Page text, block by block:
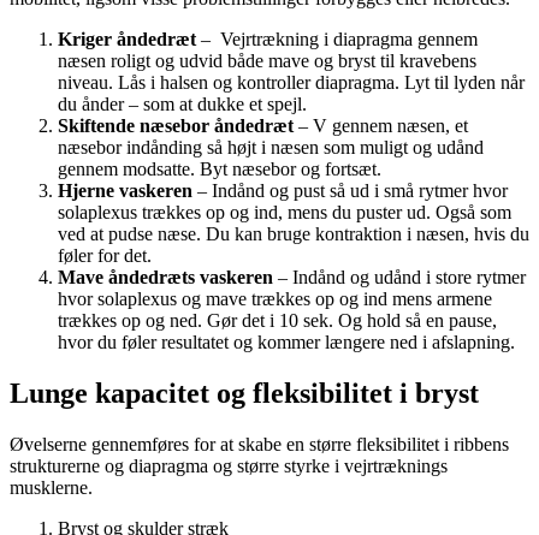
Kriger åndedræt – Vejrtrækning i diapragma gennem
næsen roligt og udvid både mave og bryst til kravebens
niveau. Lås i halsen og kontroller diapragma. Lyt til lyden når
du ånder – som at dukke et spejl.
Skiftende næsebor åndedræt – V gennem næsen, et
næsebor indånding så højt i næsen som muligt og udånd
gennem modsatte. Byt næsebor og fortsæt.
Hjerne vaskeren – Indånd og pust så ud i små rytmer hvor
solaplexus trækkes op og ind, mens du puster ud. Også som
ved at pudse næse. Du kan bruge kontraktion i næsen, hvis du
føler for det.
Mave åndedræts vaskeren – Indånd og udånd i store rytmer
hvor solaplexus og mave trækkes op og ind mens armene
trækkes op og ned. Gør det i 10 sek. Og hold så en pause,
hvor du føler resultatet og kommer længere ned i afslapning.
Lunge kapacitet og fleksibilitet i bryst
Øvelserne gennemføres for at skabe en større fleksibilitet i ribbens
strukturerne og diapragma og større styrke i vejrtræknings
musklerne.
Bryst og skulder stræk